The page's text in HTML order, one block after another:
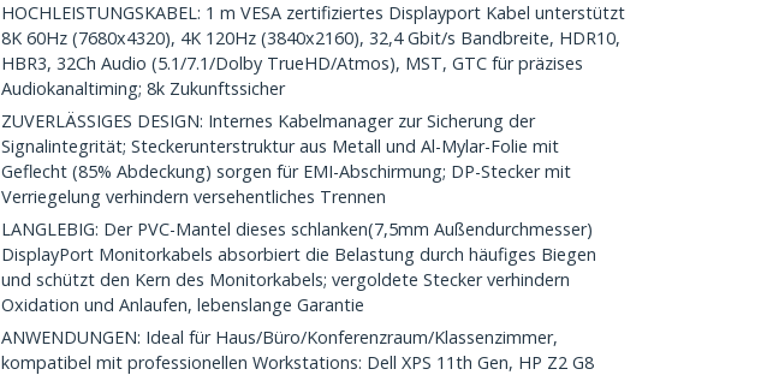
HOCHLEISTUNGSKABEL: 1 m VESA zertifiziertes Displayport Kabel unterstützt
8K 60Hz (7680x4320), 4K 120Hz (3840x2160), 32,4 Gbit/s Bandbreite, HDR10,
HBR3, 32Ch Audio (5.1/7.1/Dolby TrueHD/Atmos), MST, GTC für präzises
Audiokanaltiming; 8k Zukunftssicher
ZUVERLÄSSIGES DESIGN: Internes Kabelmanager zur Sicherung der
Signalintegrität; Steckerunterstruktur aus Metall und Al-Mylar-Folie mit
Geflecht (85% Abdeckung) sorgen für EMI-Abschirmung; DP-Stecker mit
Verriegelung verhindern versehentliches Trennen
LANGLEBIG: Der PVC-Mantel dieses schlanken(7,5mm Außendurchmesser)
DisplayPort Monitorkabels absorbiert die Belastung durch häufiges Biegen
und schützt den Kern des Monitorkabels; vergoldete Stecker verhindern
Oxidation und Anlaufen, lebenslange Garantie
ANWENDUNGEN: Ideal für Haus/Büro/Konferenzraum/Klassenzimmer,
kompatibel mit professionellen Workstations: Dell XPS 11th Gen, HP Z2 G8